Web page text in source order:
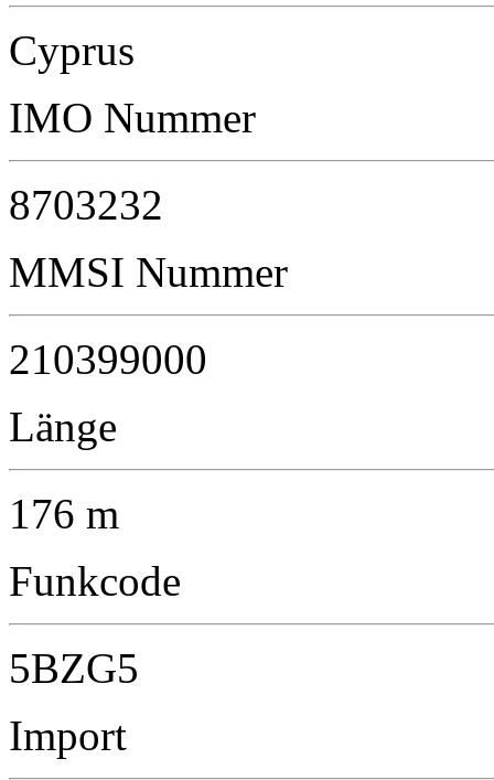
Cyprus
IMO Nummer
8703232
MMSI Nummer
210399000
Länge
176 m
Funkcode
5BZG5
Import